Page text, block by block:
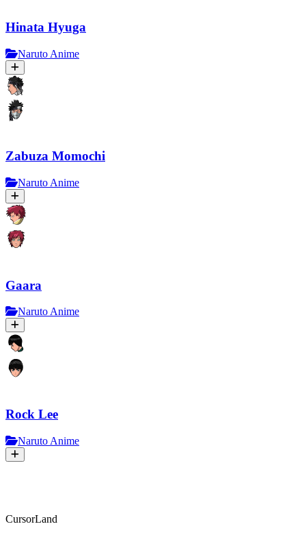
Hinata Hyuga
Naruto Anime
Zabuza Momochi
Naruto Anime
Gaara
Naruto Anime
Rock Lee
Naruto Anime
CursorLand